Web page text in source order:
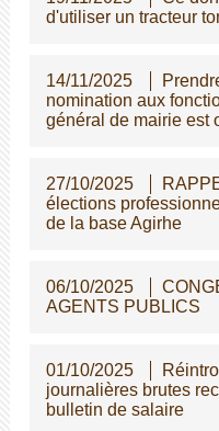
d'utiliser un tracteur
14/11/2025
nomination aux
général de mairie est
27/10/2025
élections
de la base Agirhe
06/10/2025
AGENTS PUBLICS
01/10/2025
journalières brutes
bulletin de salaire